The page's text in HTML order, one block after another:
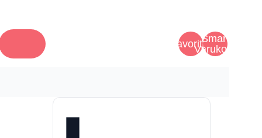
FavoriterSmart
Varukorg